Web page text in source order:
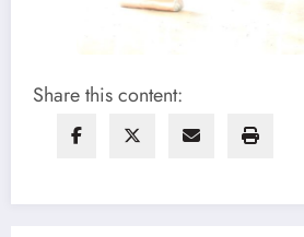
Share this content: